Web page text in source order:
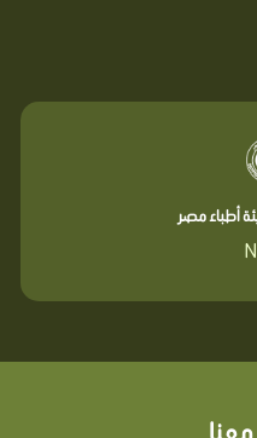
أطباء مصر